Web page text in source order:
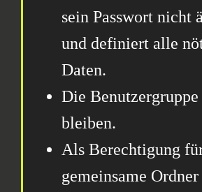
sein Passwort nicht
und definiert alle
Daten.
Die
bleiben.
Als Berechtigung
gemeinsame